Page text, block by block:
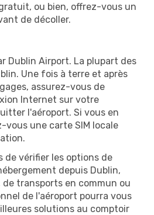
ou bien, offrez-vous un
de décoller.
Dublin Airport. La plupart des
Une fois à terre et après
assurez-vous de
Internet sur votre
l'aéroport. Si vous en
vous une carte SIM locale
de vérifier les options de
depuis Dublin,
de transports en commun ou
de l'aéroport pourra vous
solutions au comptoir